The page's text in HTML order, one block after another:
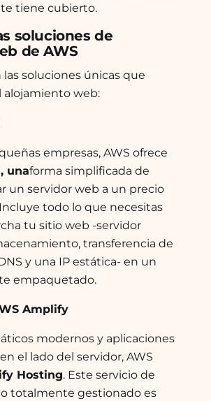
te tiene cubierto.
soluciones de
de AWS
soluciones únicas que
alojamiento web:
empresas, AWS ofrece
unaforma simplificada de
un servidor web a un precio
todo lo que necesitas
tu sitio web -servidor
transferencia de
y una IP estática- en un
empaquetado.
Amplify
modernos y aplicaciones
el lado del servidor, AWS
Hosting. Este servicio de
totalmente gestionado es